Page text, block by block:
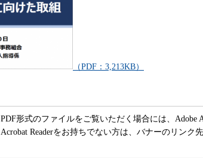
（PDF：3,213KB）
PDF形式のファイルをご覧いただく場合には、Adobe
Acrobat Readerをお持ちでない方は、バナーのリンク